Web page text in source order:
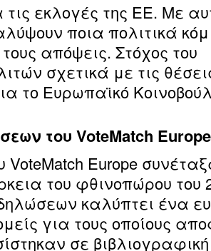
εκλογές της ΕΕ. Με
ποια πολιτικά
απόψεις. Στόχος του
σχετικά με τις
το Ευρωπαϊκό
του VoteMatch
VoteMatch Europe
του φθινοπώρου του
καλύπτει ένα
για τους οποίους
σε